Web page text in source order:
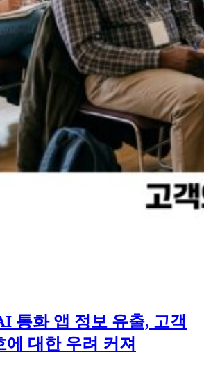
통화 앱 정보 유출, 고객
에 대한 우려 커져